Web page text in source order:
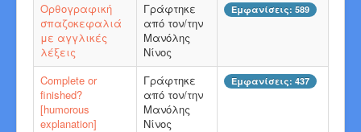
Ορθογραφική
σπαζοκεφαλιά
με αγγλικές
λέξεις
Γράφτηκε
από τον/την
Μανόλης
Νίνος
Εμφανίσεις: 589
Complete or
finished?
[humorous
explanation]
Γράφτηκε
από τον/την
Μανόλης
Νίνος
Εμφανίσεις: 437